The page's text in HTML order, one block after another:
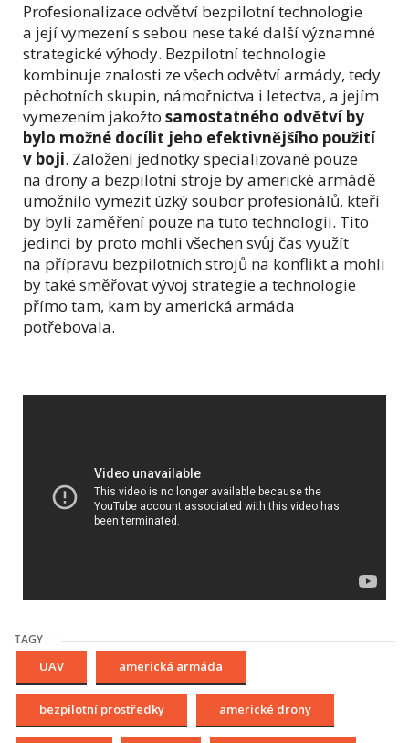
Profesionalizace odvětví bezpilotní technologie
a její vymezení s sebou nese také další významné
strategické výhody. Bezpilotní technologie
kombinuje znalosti ze všech odvětví armády, tedy
pěchotních skupin, námořnictva i letectva, a jejím
vymezením jakožto samostatného odvětví by
bylo možné docílit jeho efektivnějšího použití
v boji. Založení jednotky specializované pouze
na drony a bezpilotní stroje by americké armádě
umožnilo vymezit úzký soubor profesionálů, kteří
by byli zaměření pouze na tuto technologii. Tito
jedinci by proto mohli všechen svůj čas využít
na přípravu bezpilotních strojů na konflikt a mohli
by také směřovat vývoj strategie a technologie
přímo tam, kam by americká armáda
potřebovala.
TAGY
UAV americká armáda
bezpilotní prostředky americké drony